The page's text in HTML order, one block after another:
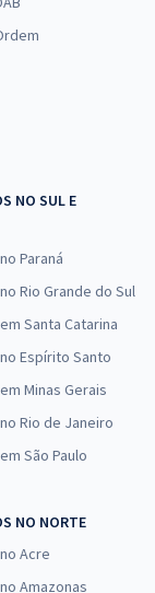
NO SUL E
Paraná
Rio Grande do Sul
Santa Catarina
Espírito Santo
Minas Gerais
Rio de Janeiro
São Paulo
NO NORTE
Acre
Amazonas